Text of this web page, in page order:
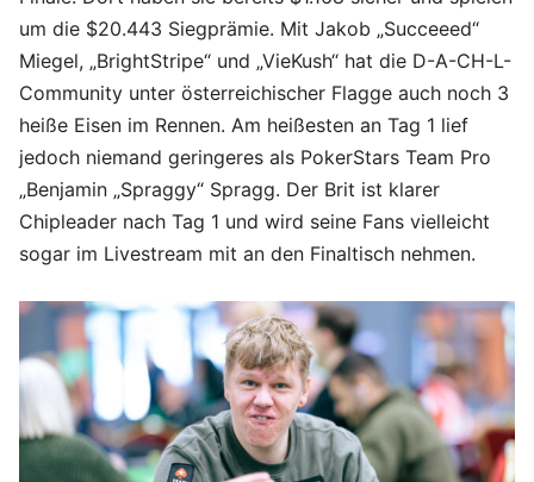
um die $20.443 Siegprämie. Mit Jakob „Succeeed“
Miegel, „BrightStripe“ und „VieKush“ hat die D-A-CH-L-
Community unter österreichischer Flagge auch noch 3
heiße Eisen im Rennen. Am heißesten an Tag 1 lief
jedoch niemand geringeres als PokerStars Team Pro
„Benjamin „Spraggy“ Spragg. Der Brit ist klarer
Chipleader nach Tag 1 und wird seine Fans vielleicht
sogar im Livestream mit an den Finaltisch nehmen.